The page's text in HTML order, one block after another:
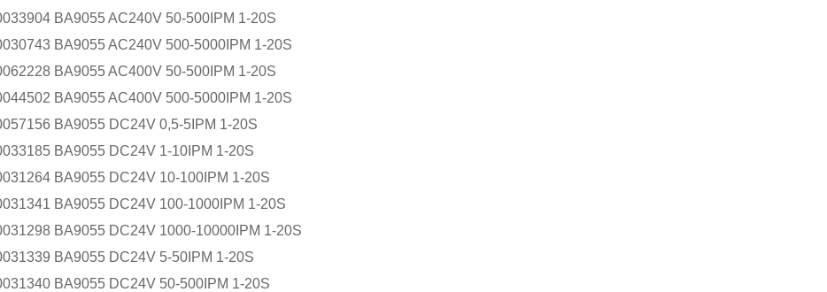
BA9055 AC240V 50-500IPM 1-20S
BA9055 AC240V 500-5000IPM 1-20S
BA9055 AC400V 50-500IPM 1-20S
BA9055 AC400V 500-5000IPM 1-20S
BA9055 DC24V 0,5-5IPM 1-20S
BA9055 DC24V 1-10IPM 1-20S
BA9055 DC24V 10-100IPM 1-20S
BA9055 DC24V 100-1000IPM 1-20S
BA9055 DC24V 1000-10000IPM 1-20S
BA9055 DC24V 5-50IPM 1-20S
BA9055 DC24V 50-500IPM 1-20S